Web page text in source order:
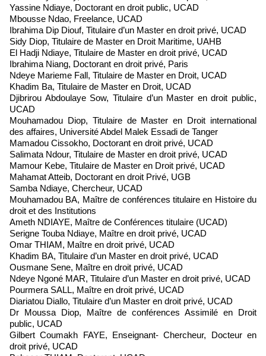
Yassine Ndiaye, Doctorant en droit public, UCAD
Mbousse Ndao, Freelance, UCAD
Ibrahima Dip Diouf, Titulaire d’un Master en droit privé, UCAD
Sidy Diop, Titulaire de Master en Droit Maritime, UAHB
El Hadji Ndiaye, Titulaire de Master en droit privé, UCAD
Ibrahima Niang, Doctorant en droit privé, Paris
Ndeye Marieme Fall, Titulaire de Master en Droit, UCAD
Khadim Ba, Titulaire de Master en Droit, UCAD
Djibrirou Abdoulaye Sow, Titulaire d’un Master en droit public,
UCAD
Mouhamadou Diop, Titulaire de Master en Droit international
des affaires, Université Abdel Malek Essadi de Tanger
Mamadou Cissokho, Doctorant en droit privé, UCAD
Salimata Ndour, Titulaire de Master en droit privé, UCAD
Mamour Kebe, Titulaire de Master en Droit privé, UCAD
Mahamat Atteib, Doctorant en droit Privé, UGB
Samba Ndiaye, Chercheur, UCAD
Mouhamadou BA, Maître de conférences titulaire en Histoire du
droit et des Institutions
Ameth NDIAYE, Maître de Conférences titulaire (UCAD)
Serigne Touba Ndiaye, Maître en droit privé, UCAD
Omar THIAM, Maître en droit privé, UCAD
Khadim BA, Titulaire d’un Master en droit privé, UCAD
Ousmane Sene, Maître en droit privé, UCAD
Ndeye Ngoné MAR, Titulaire d’un Master en droit privé, UCAD
Pourmera SALL, Maître en droit privé, UCAD
Diariatou Diallo, Titulaire d’un Master en droit privé, UCAD
Dr Moussa Diop, Maître de conférences Assimilé en Droit
public, UCAD
Gilbert Coumakh FAYE, Enseignant- Chercheur, Docteur en
droit privé, UCAD